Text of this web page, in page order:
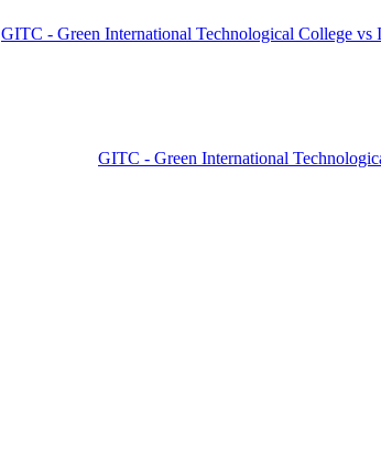
GITC - Green International Technological College vs
GITC - Green International